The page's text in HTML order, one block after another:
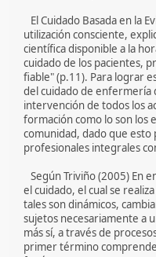
El Cuidado Basada en la
utilización consciente,
científica disponible a la
cuidado de los pacientes,
fiable" (p.11). Para lograr
del cuidado de enfermería
intervención de todos los
formación como lo son los
comunidad, dado que
profesionales integrales
Según Triviño (2005) En
el cuidado, el cual se
tales son dinámicos,
sujetos necesariamente a
más sí, a través de
primer término